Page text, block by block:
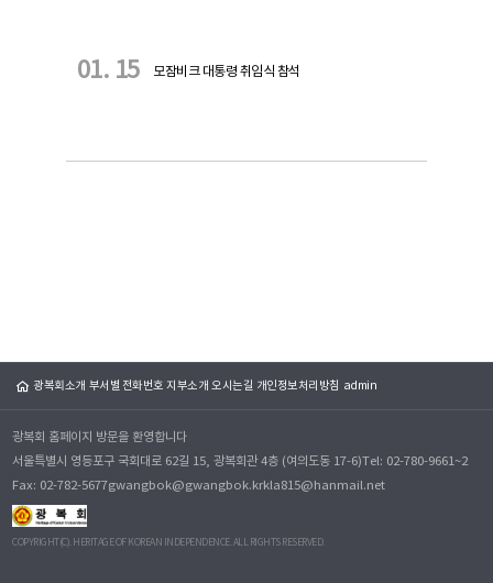
01. 15 모잠비크 대통령 취임식 참석
광복회소개 부서별 전화번호 지부소개 오시는길 개인정보처리방침 admin
광복회 홈페이지 방문을 환영합니다
서울특별시 영등포구 국회대로 62길 15, 광복회관 4층 (여의도동 17-6)Tel: 02-780-9661~2
Fax: 02-782-5677gwangbok@gwangbok.krkla815@hanmail.net
COPYRIGHT(C). HERITAGE OF KOREAN INDEPENDENCE. ALL RIGHTS RESERVED.